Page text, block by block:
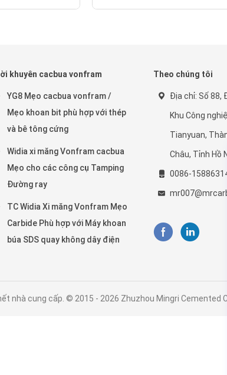
lời khuyên cacbua vonfram
YG8 Mẹo cacbua vonfram /
Mẹo khoan bit phù hợp với thép
và bê tông cứng
Widia xi măng Vonfram cacbua
Mẹo cho các công cụ Tamping
Đường ray
TC Widia Xi măng Vonfram Mẹo
Carbide Phù hợp với Máy khoan
búa SDS quay không dây điện
Theo chúng tôi
Địa chỉ: Số 88,
Khu Công
Tianyuan,
Châu, Tỉnh Hồ
0086-
nhà cung cấp. © 2015 - 2026 Zhuzhou Mingri Cemented